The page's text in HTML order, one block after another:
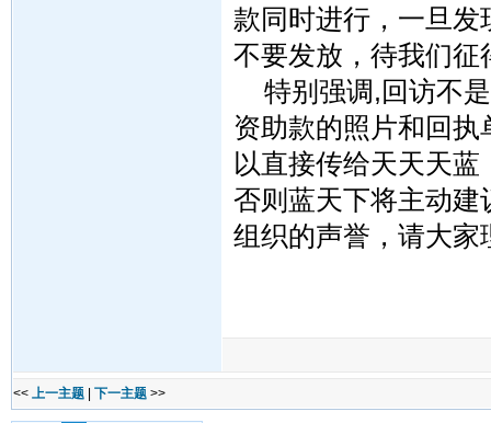
款同时进行，一旦
不要发放，待我们征
特别强调,回访不是
资助款的照片和回
以直接传给天天天
否则蓝天下将主动建
组织的声誉，请大家
<< 上一主题 下一主题 >>